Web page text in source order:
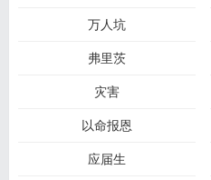
万人坑
弗里茨
灾害
以命报恩
应届生